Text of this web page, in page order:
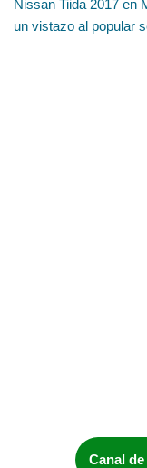
Nissan Tiida 2017 en
un vistazo al popular
Canal